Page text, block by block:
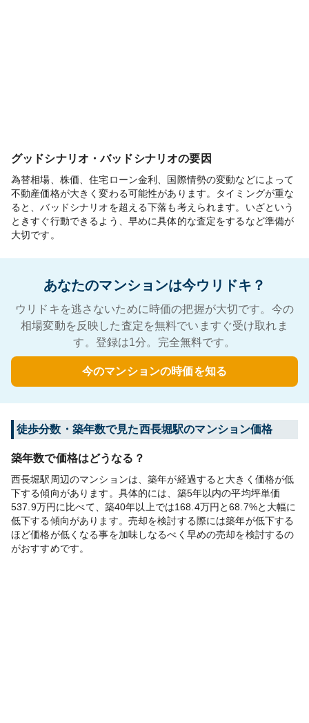
グッドシナリオ・バッドシナリオの要因
為替相場、株価、住宅ローン金利、国際情勢の変動などによって
不動産価格が大きく変わる可能性があります。タイミングが重な
ると、バッドシナリオを超える下落も考えられます。いざという
ときすぐ行動できるよう、早めに具体的な査定をするなど準備が
大切です。
あなたのマンションは今ウリドキ？
ウリドキを逃さないために時価の把握が大切です。今の
相場変動を反映した査定を無料でいますぐ受け取れま
す。登録は1分。完全無料です。
今のマンションの時価を知る
徒歩分数・築年数で見た西長堀駅のマンション価格
築年数で価格はどうなる？
西長堀駅周辺のマンションは、築年が経過すると大きく価格が低
下する傾向があります。具体的には、築5年以内の平均坪単価
537.9万円に比べて、築40年以上では168.4万円と68.7%と大幅に
低下する傾向があります。売却を検討する際には築年が低下する
ほど価格が低くなる事を加味しなるべく早めの売却を検討するの
がおすすめです。